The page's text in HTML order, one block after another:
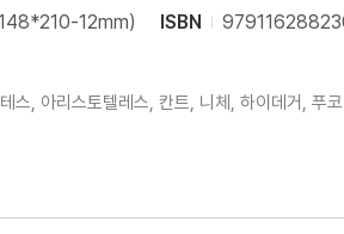
12mm) ISBN
, 아리스토텔레스, 칸트, 니체, 하이데거,